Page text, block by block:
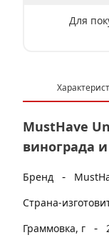
Для
MustHave
винограда
Бренд -
Страна-
Граммовка, г
-